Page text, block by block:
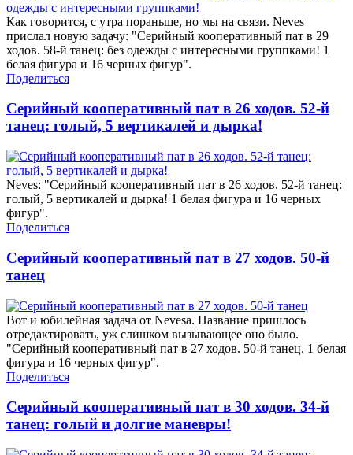
Как говорится, с утра пораньше, но мы на связи. Neves
прислал новую задачу: "Серийный кооперативный пат в 29
ходов. 58-й танец: без одежды с интересными группками! 1
белая фигура и 16 черных фигур".
Поделиться
Серийный кооперативный пат в 26 ходов. 52-й
танец: голый, 5 вертикалей и дырка!
Neves: "Серийный кооперативный пат в 26 ходов. 52-й танец:
голый, 5 вертикалей и дырка! 1 белая фигура и 16 черных
фигур".
Поделиться
Серийный кооперативный пат в 27 ходов. 50-й
танец
Вот и юбилейная задача от Nevesa. Название пришлось
отредактировать, уж слишком вызывающее оно было.
"Серийный кооперативный пат в 27 ходов. 50-й танец. 1 белая
фигура и 16 черных фигур".
Поделиться
Серийный кооперативный пат в 30 ходов. 34-й
танец: голый и долгие маневры!